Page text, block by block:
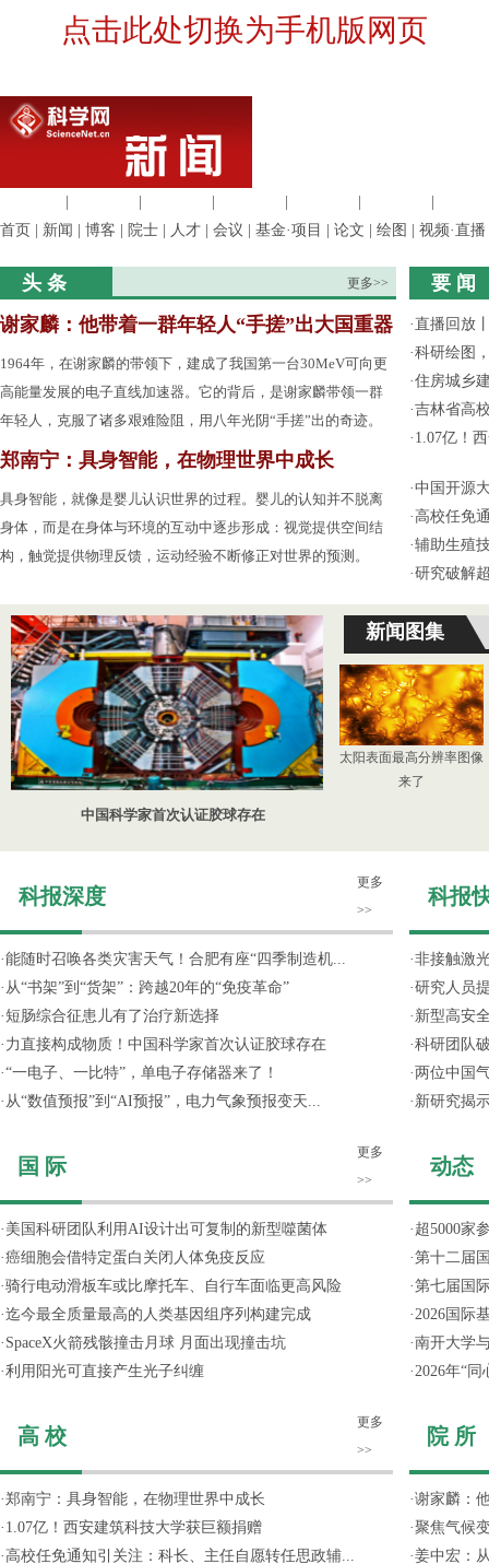
点击此处切换为手机版网页
首页
新闻 博客 院士 人才 会议 基金·项目 论文 绘图 视频·直播
头 条 更多>>
谢家麟：他带着一群年轻人“手搓”出大国重器
1964年，在谢家麟的带领下，建成了我国第一台30MeV可向更
高能量发展的电子直线加速器。它的背后，是谢家麟带领一群
年轻人，克服了诸多艰难险阻，用八年光阴“手搓”出的奇迹。
郑南宁：具身智能，在物理世界中成长
具身智能，就像是婴儿认识世界的过程。婴儿的认知并不脱离
身体，而是在身体与环境的互动中逐步形成：视觉提供空间结
构，触觉提供物理反馈，运动经验不断修正对世界的预测。
要 闻
·直播回放
·科研绘图
·住房城乡
·吉林省高
· 1.07亿！
·中国开源
· 高校任免
·辅助生殖
·研究破解
中国科学家首次认证胶球存在
新闻图集
太阳表面最高分辨率图像
来了
科报深度
更多
>>
·能随时召唤各类灾害天气！合肥有座“四季制造机...
· 从“书架”到“货架”：跨越20年的“免疫革命”
· 短肠综合征患儿有了治疗新选择
· 力直接构成物质！中国科学家首次认证胶球存在
·“一电子、一比特”，单电子存储器来了！
· 从“数值预报”到“AI预报”，电力气象预报变天...
国 际
更多
>>
· 美国科研团队利用AI设计出可复制的新型噬菌体
·癌细胞会借特定蛋白关闭人体免疫反应
·骑行电动滑板车或比摩托车、自行车面临更高风险
·迄今最全质量最高的人类基因组序列构建完成
· SpaceX火箭残骸撞击月球 月面出现撞击坑
·利用阳光可直接产生光子纠缠
高 校
更多
>>
·郑南宁：具身智能，在物理世界中成长
· 1.07亿！西安建筑科技大学获巨额捐赠
· 高校任免通知引关注：科长、主任自愿转任思政辅...
科报
·非接触激
·研究人员
· 新型高安
·科研团队
· 两位中国
· 新研究揭
动态
· 超5000家
·第十二届
·第七届国
·2026国际
·南开大学
·2026年“
院 所
·谢家麟：
·聚焦气候
·姜中宏：